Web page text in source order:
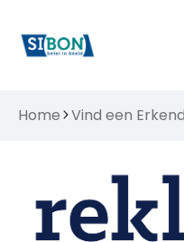
Home Vind een